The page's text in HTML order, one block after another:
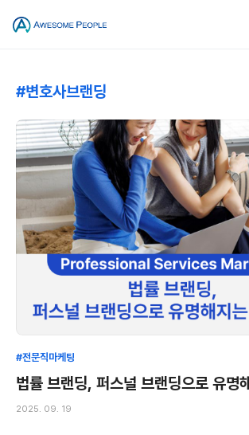
#변호사브랜딩
#전문직마케팅
법률 브랜딩, 퍼스널 브랜딩으로 유명
2025. 09. 19